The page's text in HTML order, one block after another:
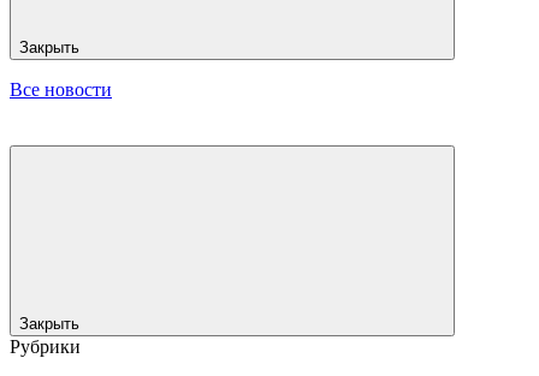
Закрыть
Все новости
Закрыть
Рубрики